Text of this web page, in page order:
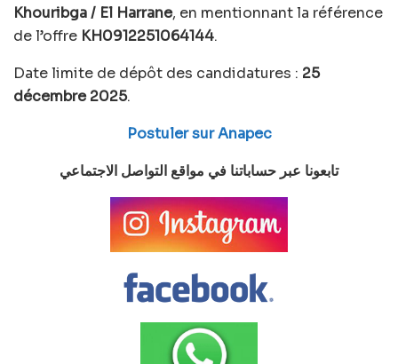
Khouribga / El Harrane, en mentionnant la référence
de l’offre KH0912251064144.
Date limite de dépôt des candidatures : 25
décembre 2025.
Postuler sur Anapec
تابعونا عبر حساباتنا في مواقع التواصل الاجتماعي